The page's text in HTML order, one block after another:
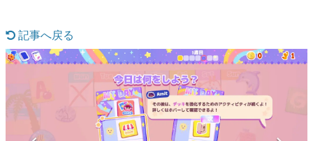
具体的な形から解き明かしていく、硬派で骨太な評論連載
です。
ゲームが変えた日本語
「経験値」「裏技」「ラスボス」… ゲームにまつわる言葉
の起源や用法の変遷を、コンピューター文化史研究家・タ
イニーP氏が徹底調査。
記事へ戻る